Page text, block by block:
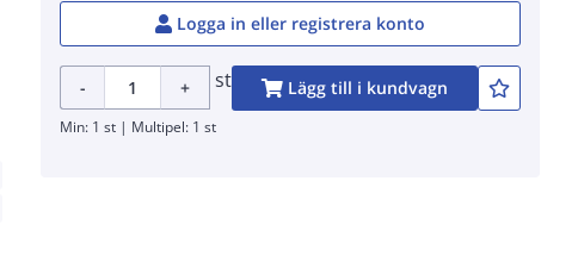
Logga in eller registrera konto
- + st Lägg till i kundvagn
Min: 1 st | Multipel: 1 st